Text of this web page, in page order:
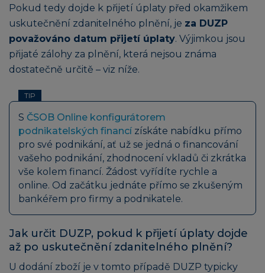
Pokud tedy dojde k přijetí úplaty před okamžikem
uskutečnění zdanitelného plnění, je za DUZP
považováno datum přijetí úplaty. Výjimkou jsou
přijaté zálohy za plnění, která nejsou známa
dostatečně určitě – viz níže.
TIP
S ČSOB Online konfigurátorem
podnikatelských financí získáte nabídku přímo
pro své podnikání, ať už se jedná o financování
vašeho podnikání, zhodnocení vkladů či zkrátka
vše kolem financí. Žádost vyřídíte rychle a
online. Od začátku jednáte přímo se zkušeným
bankéřem pro firmy a podnikatele.
Jak určit DUZP, pokud k přijetí úplaty dojde
až po uskutečnění zdanitelného plnění?
U dodání zboží je v tomto případě DUZP typicky